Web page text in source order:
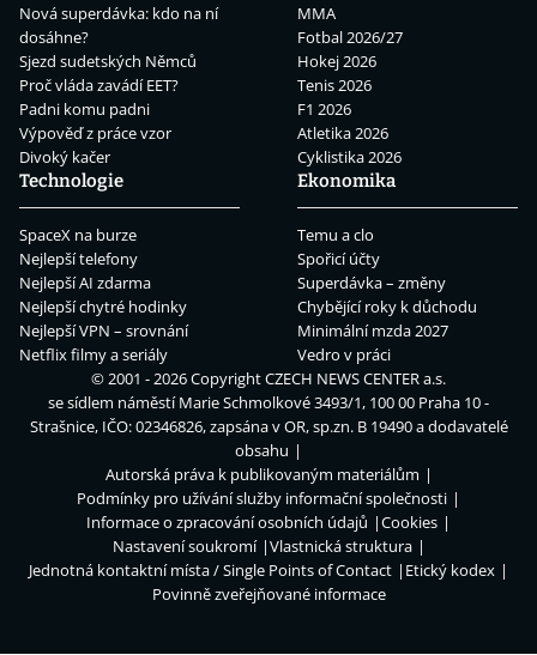
Nová superdávka: kdo na ní
dosáhne?
Sjezd sudetských Němců
Proč vláda zavádí EET?
Padni komu padni
Výpověď z práce vzor
Divoký kačer
MMA
Fotbal 2026/27
Hokej 2026
Tenis 2026
F1 2026
Atletika 2026
Cyklistika 2026
Technologie
SpaceX na burze
Nejlepší telefony
Nejlepší AI zdarma
Nejlepší chytré hodinky
Nejlepší VPN – srovnání
Netflix filmy a seriály
Ekonomika
Temu a clo
Spořicí účty
Superdávka – změny
Chybějící roky k důchodu
Minimální mzda 2027
Vedro v práci
© 2001 - 2026 CopyrightCZECH NEWS CENTER a.s.
se sídlem náměstí Marie Schmolkové 3493/1, 100 00 Praha 10 -
Strašnice, IČO: 02346826, zapsána v OR, sp.zn. B 19490 a dodavatelé
obsahu
Autorská práva k publikovaným materiálům
Podmínky pro užívání služby informační společnosti
Informace o zpracování osobních údajů
Cookies
Nastavení soukromí
Vlastnická struktura
Jednotná kontaktní místa / Single Points of Contact
Etický kodex
Povinně zveřejňované informace